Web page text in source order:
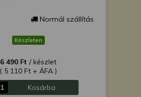
Normál szállítás
Készleten
6 490 Ft / készlet
( 5 110 Ft + ÁFA )
Kosárba